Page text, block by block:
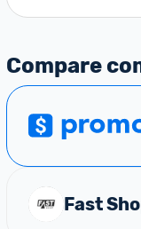
Compare
Fast